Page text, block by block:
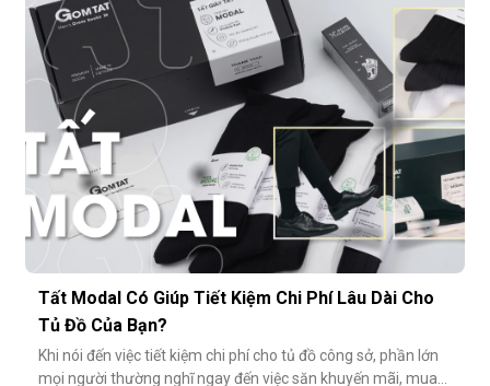
cười: đôi chân phản chiếu ánh sáng trắng loá trong ảnh, lộ rõ
lớp tất khiến
Tất Modal Có Giúp Tiết Kiệm Chi Phí Lâu Dài Cho
Tủ Đồ Của Bạn?
Khi nói đến việc tiết kiệm chi phí cho tủ đồ công sở, phần lớn
mọi người thường nghĩ ngay đến việc săn khuyến mãi, mua